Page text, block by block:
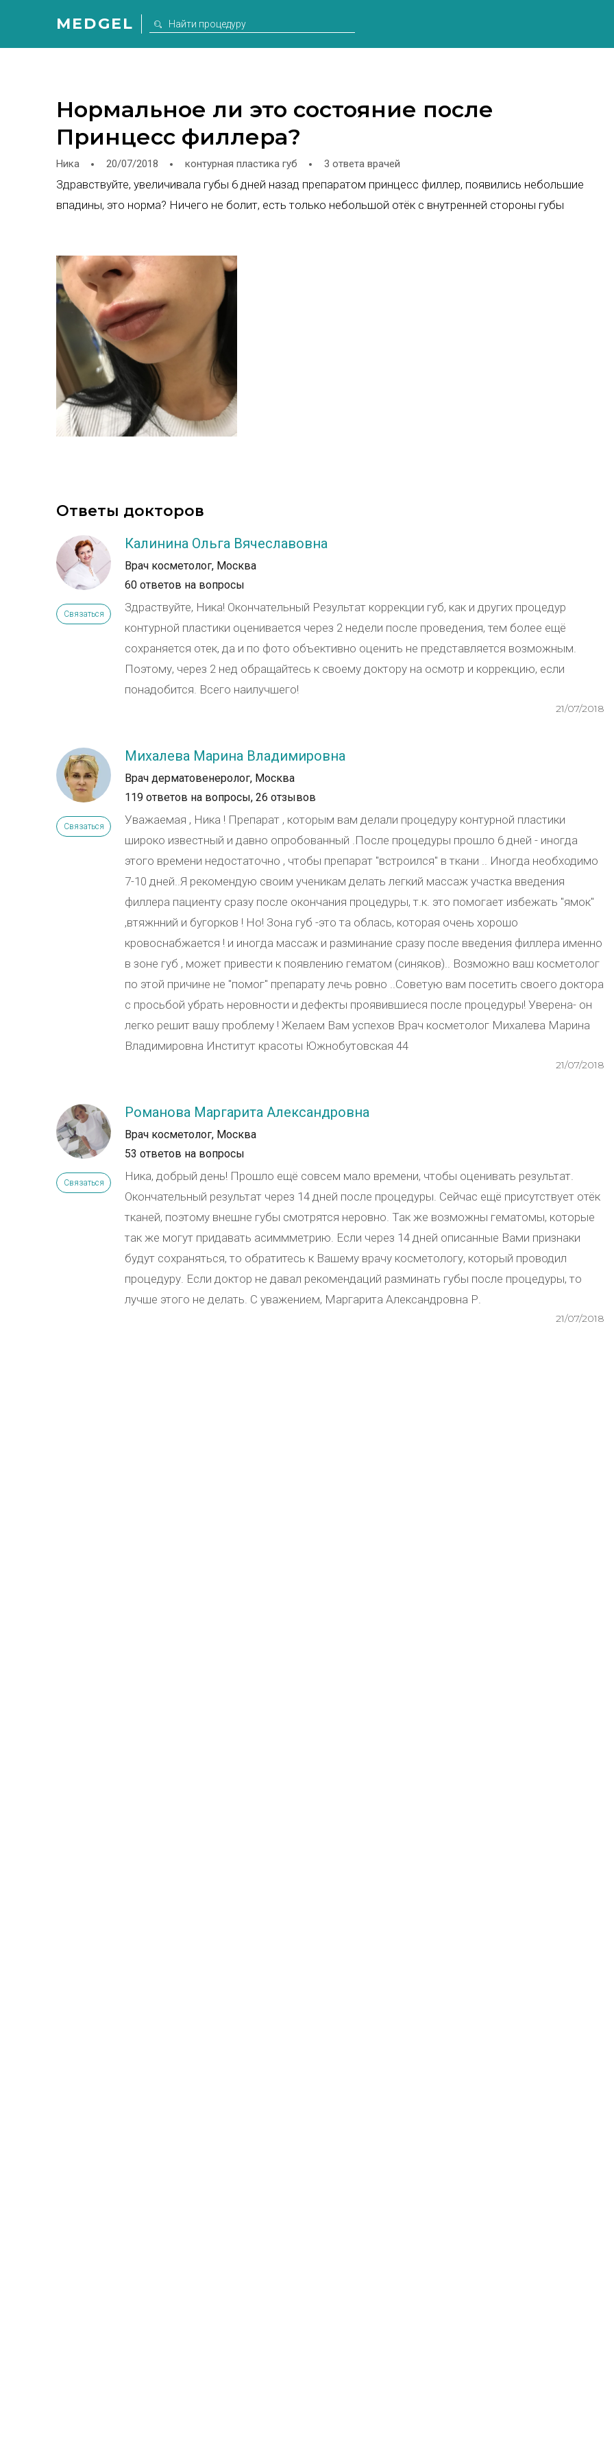
MEDGEL
Нормальное ли это состояние после
Принцесс филлера?
Ника 20/07/2018 контурная пластика губ 3 ответа врачей
Здравствуйте, увеличивала губы 6 дней назад препаратом принцесс филлер, появились небольшие
впадины, это норма? Ничего не болит, есть только небольшой отёк с внутренней стороны губы
Ответы докторов
Связаться
Калинина Ольга Вячеславовна
Врач косметолог, Москва
60 ответов на вопросы
Здраствуйте, Ника! Окончательный Результат коррекции губ, как и других процедур
контурной пластики оценивается через 2 недели после проведения, тем более ещё
сохраняется отек, да и по фото объективно оценить не представляется возможным.
Поэтому, через 2 нед обращайтесь к своему доктору на осмотр и коррекцию, если
понадобится. Всего наилучшего!
21/07/2018
Связаться
Михалева Марина Владимировна
Врач дерматовенеролог, Москва
119 ответов на вопросы, 26 отзывов
Уважаемая , Ника ! Препарат , которым вам делали процедуру контурной пластики
широко известный и давно опробованный .После процедуры прошло 6 дней - иногда
этого времени недостаточно , чтобы препарат "встроился" в ткани .. Иногда необходимо
7-10 дней..Я рекомендую своим ученикам делать легкий массаж участка введения
филлера пациенту сразу после окончания процедуры, т.к. это помогает избежать "ямок"
,втяжнний и бугорков ! Но! Зона губ -это та облась, которая очень хорошо
кровоснабжается ! и иногда массаж и разминание сразу после введения филлера именно
в зоне губ , может привести к появлению гематом (синяков).. Возможно ваш косметолог
по этой причине не "помог" препарату лечь ровно ..Советую вам посетить своего доктора
с просьбой убрать неровности и дефекты проявившиеся после процедуры! Уверена- он
легко решит вашу проблему ! Желаем Вам успехов Врач косметолог Михалева Марина
Владимировна Институт красоты Южнобутовская 44
21/07/2018
Связаться
Романова Маргарита Александровна
Врач косметолог, Москва
53 ответов на вопросы
Ника, добрый день! Прошло ещё совсем мало времени, чтобы оценивать результат.
Окончательный результат через 14 дней после процедуры. Сейчас ещё присутствует отёк
тканей, поэтому внешне губы смотрятся неровно. Так же возможны гематомы, которые
так же могут придавать асиммметрию. Если через 14 дней описанные Вами признаки
будут сохраняться, то обратитесь к Вашему врачу косметологу, который проводил
процедуру. Если доктор не давал рекомендаций разминать губы после процедуры, то
лучше этого не делать. С уважением, Маргарита Александровна Р.
21/07/2018